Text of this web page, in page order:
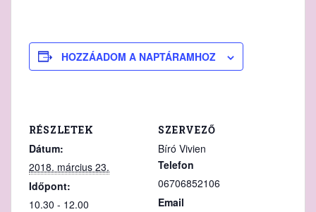
HOZZÁADOM A NAPTÁRAMHOZ
RÉSZLETEK
Dátum:
2018. március 23.
Időpont:
10.30 - 12.00
SZERVEZŐ
Bíró Vivien
Telefon
06706852106
Email